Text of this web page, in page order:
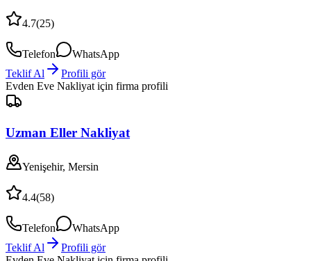
4.7(25)
Telefon
WhatsApp
Teklif Al
Profili gör
Evden Eve Nakliyat için firma profili
Uzman Eller Nakliyat
Yenişehir, Mersin
4.4(58)
Telefon
WhatsApp
Teklif Al
Profili gör